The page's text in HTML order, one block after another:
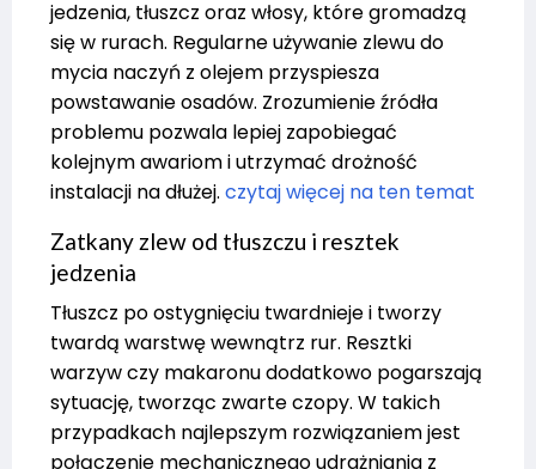
jedzenia, tłuszcz oraz włosy, które gromadzą
się w rurach. Regularne używanie zlewu do
mycia naczyń z olejem przyspiesza
powstawanie osadów. Zrozumienie źródła
problemu pozwala lepiej zapobiegać
kolejnym awariom i utrzymać drożność
instalacji na dłużej. czytaj więcej na ten temat
Zatkany zlew od tłuszczu i resztek
jedzenia
Tłuszcz po ostygnięciu twardnieje i tworzy
twardą warstwę wewnątrz rur. Resztki
warzyw czy makaronu dodatkowo pogarszają
sytuację, tworząc zwarte czopy. W takich
przypadkach najlepszym rozwiązaniem jest
połączenie mechanicznego udrażniania z